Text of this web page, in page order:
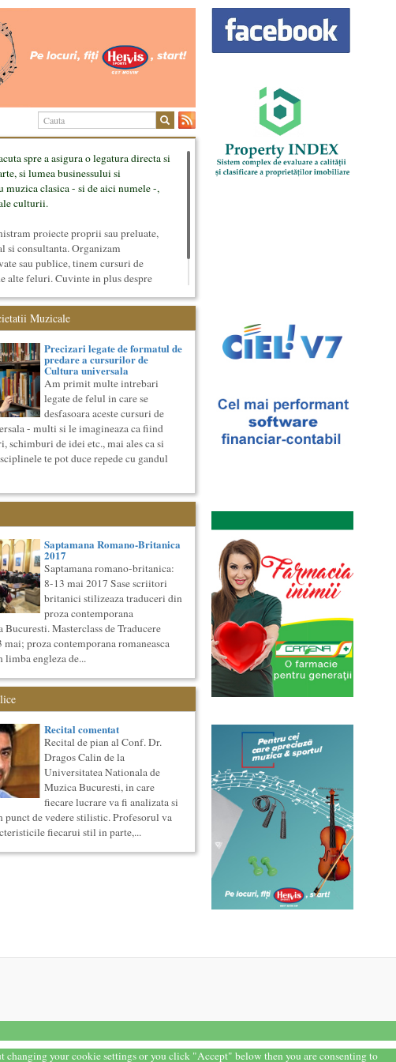
spre a asigura o legatura directa si
si lumea businessului si
muzica clasica - si de aici numele -,
culturii.
proiecte proprii sau preluate,
si consultanta. Organizam
sau publice, tinem cursuri de
alte feluri. Cuvinte in plus despre
Muzicale
Precizari legate de formatul de
predare a cursurilor de
Cultura universala
Am primit multe intrebari
legate de felul in care se
desfasoara aceste cursuri de
- multi si le imagineaza ca fiind
schimburi de idei etc., mai ales ca si
te pot duce repede cu gandul
Saptamana Romano-Britanica
2017
Saptamana romano-britanica:
8-13 mai 2017 Sase scriitori
britanici stilizeaza traduceri din
proza contemporana
Bucuresti. Masterclass de Traducere
proza contemporana romaneasca
limba engleza de...
Recital comentat
Recital de pian al Conf. Dr.
Dragos Calin de la
Universitatea Nationala de
Muzica Bucuresti, in care
fiecare lucrare va fi analizata si
punct de vedere stilistic. Profesorul va
fiecarui stil in parte,...
your cookie settings or you click "Accept" below then you are consenting to